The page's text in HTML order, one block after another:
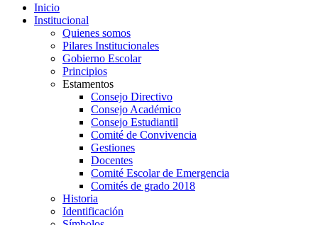
Inicio
Institucional
Quienes somos
Pilares Institucionales
Gobierno Escolar
Principios
Estamentos
Consejo Directivo
Consejo Académico
Consejo Estudiantil
Comité de Convivencia
Gestiones
Docentes
Comité Escolar de Emergencia
Comités de grado 2018
Historia
Identificación